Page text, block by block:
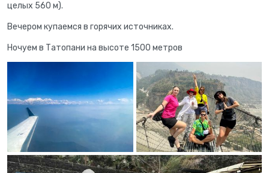
целых 560 м).
Вечером купаемся в горячих источниках.
Ночуем в Татопани на высоте 1500 метров